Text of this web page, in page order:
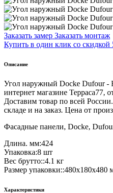
Заказать замер Заказать монтаж
Купить в один клик со скидкой
Описание
Угол наружный Docke Dufour -
интернет магазине Терраса77,
Доставим товар по всей
складе и на заказ. Цена от
Фасадные панели, Docke,
Длина. мм:424
Упаковка:8 шт
Вес брутто::4.1 кг
Размер упаковки::480x180x480
Характеристики